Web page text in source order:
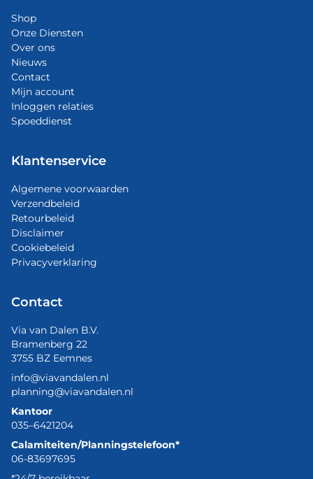
Shop
Onze Diensten
Over ons
Nieuws
Contact
Mijn account
Inloggen relaties
Spoeddienst
Klantenservice
Algemene voorwaarden
Verzendbeleid
Retourbeleid
Disclaimer
Cookiebeleid
Privacyverklaring
Contact
Via van Dalen B.V.
Bramenberg 22
3755 BZ Eemnes
info@viavandalen.nl
planning@viavandalen.nl
Kantoor
035–6421204
Calamiteiten/Planningstelefoon*
06-83697695